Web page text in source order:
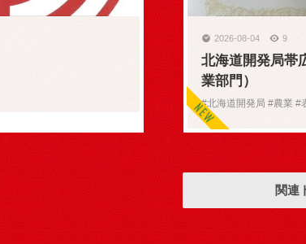
2026-08-04 9
北海道開発局帯
業部門）
#北海道開発局 #農業 #
関連